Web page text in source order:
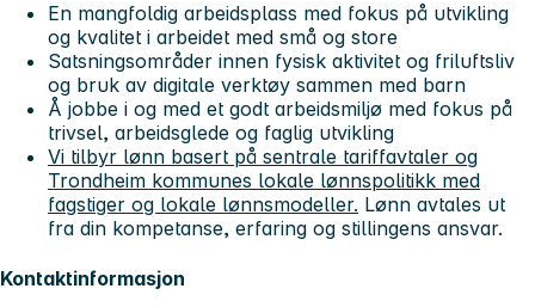
En mangfoldig arbeidsplass med fokus på utvikling
og kvalitet i arbeidet med små og store
Satsningsområder innen fysisk aktivitet og friluftsliv
og bruk av digitale verktøy sammen med barn
Å jobbe i og med et godt arbeidsmiljø med fokus på
trivsel, arbeidsglede og faglig utvikling
Vi tilbyr lønn basert på sentrale tariffavtaler og
Trondheim kommunes lokale lønnspolitikk med
fagstiger og lokale lønnsmodeller. Lønn avtales ut
fra din kompetanse, erfaring og stillingens ansvar.
Kontaktinformasjon